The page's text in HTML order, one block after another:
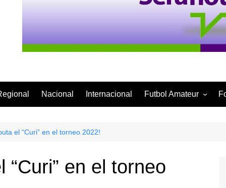
Nacional Internacional Futbol Amateur
el “Curi” en el torneo 2022!
“Curi” en el torneo